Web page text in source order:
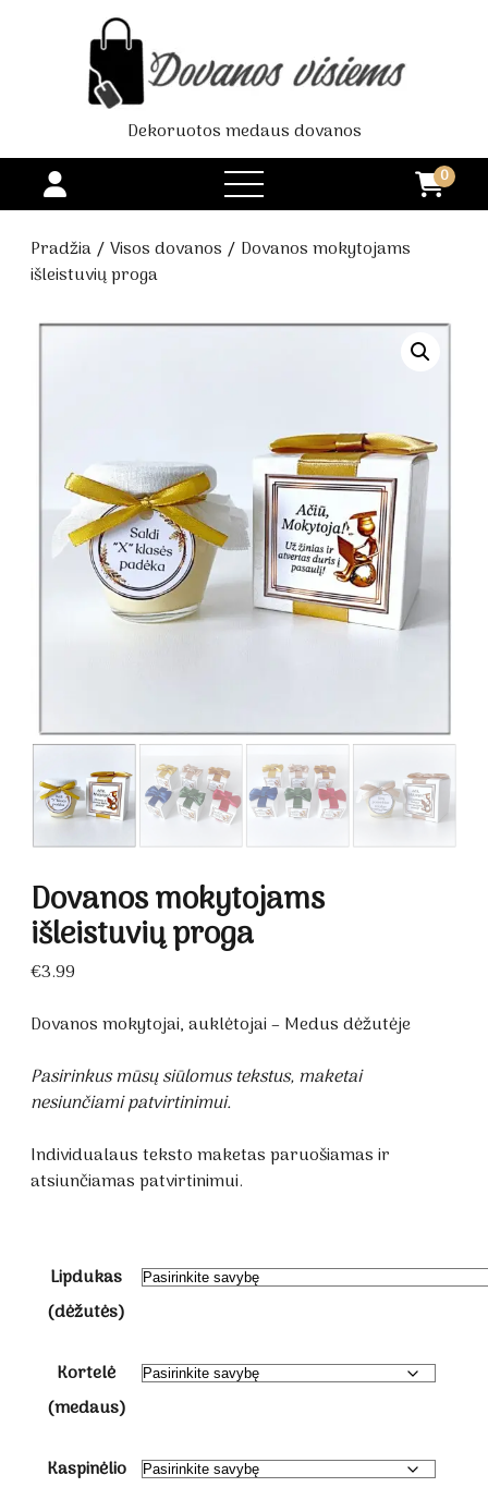
Dekoruotos medaus dovanos
open
menu
0
Pradžia/Visos dovanos / Dovanos mokytojams
išleistuvių proga
Dovanos mokytojams
išleistuvių proga
€3.99
Dovanos mokytojai, auklėtojai – Medus dėžutėje
Pasirinkus mūsų siūlomus tekstus, maketai
nesiunčiami patvirtinimui.
Individualaus teksto maketas paruošiamas ir
atsiunčiamas patvirtinimui.
Lipdukas
(dėžutės)
Kortelė
(medaus)
Kaspinėlio